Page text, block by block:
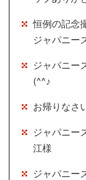
恒例の記念
ジャパニー
ジャパニー
(^^♪
お帰りなさ
ジャパニー
江様
ジャパニー